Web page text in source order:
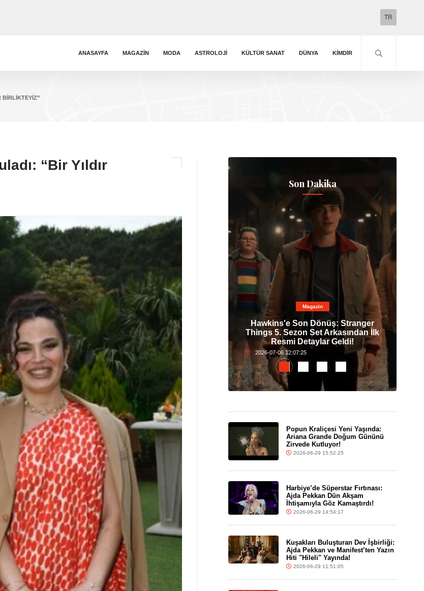
TR
ANASAYFA MAGAZIN MODA ASTROLOJI KÜLTÜR SANAT DÜNYA KIMDIR
BIRLIKTEYIZ”
“Bir Yıldır
Son Dakika
Magazin
Scorpions İstanbul Konserinde 60. Yıl
Coşkusu: Tüpraş Stadyumu'nda
Unutulmaz Gece
2026-06-26 09:59:06
Magazin
Hawkins'e Son Dönüş: Stranger
Things 5. Sezon Set Arkasından İlk
Resmi Detaylar Geldi!
2026-07-06 12:07:25
Popun Kraliçesi Yeni Yaşında:
Ariana Grande Doğum Gününü
Zirvede Kutluyor!
2026-06-29 15:52:25
Harbiye’de Süperstar Fırtınası:
Ajda Pekkan Dün Akşam
İhtişamıyla Göz Kamaştırdı!
2026-06-29 14:54:17
Kuşakları Buluşturan Dev İşbirliği:
Ajda Pekkan ve Manifest’ten Yazın
Hiti "Hileli" Yayında!
2026-06-29 11:51:05